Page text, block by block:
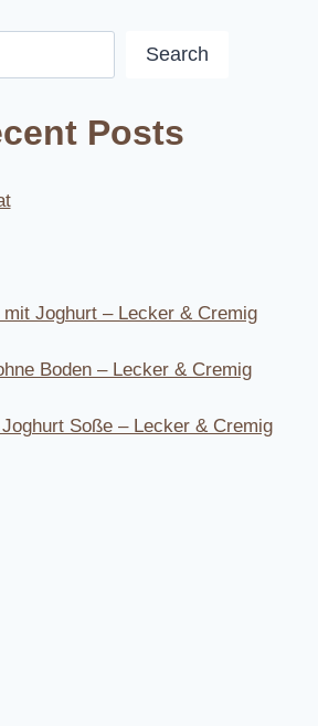
Search
Posts
Joghurt – Lecker & Cremig
Boden – Lecker & Cremig
Soße – Lecker & Cremig